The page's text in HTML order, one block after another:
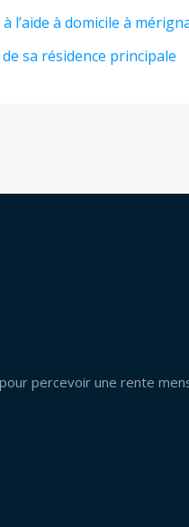
l’aide à domicile à
sa résidence principale
percevoir une rente